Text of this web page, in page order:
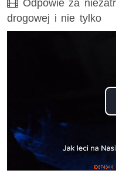
Film
Odpowie za
drogowej i nie tylko